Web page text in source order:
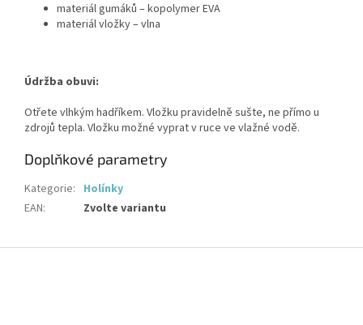
materiál gumáků – kopolymer EVA
materiál vložky – vlna
Údržba obuvi:
Otřete vlhkým hadříkem. Vložku pravidelně sušte, ne přímo u
zdrojů tepla. Vložku možné vyprat v ruce ve vlažné vodě.
Doplňkové parametry
Kategorie: Holínky
EAN: Zvolte variantu